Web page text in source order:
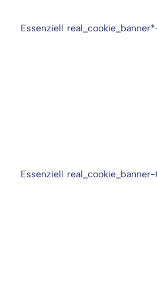
Essenziell
Essenziell